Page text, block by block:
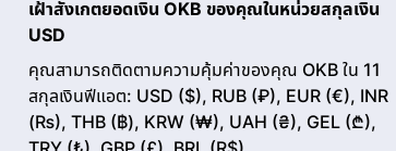
เฝ้าสังเกตยอดเงิน OKB ของคุณในหน่วยสกุลเงิน
USD
คุณสามารถติดตามความคุ้มค่าของคุณ OKB ใน 11
สกุลเงินฟีแอต: USD ($), RUB (₽), EUR (€), INR
(₨), THB (฿), KRW (₩), UAH (₴), GEL (₾),